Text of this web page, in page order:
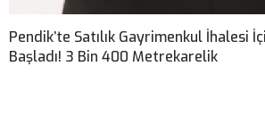
Pendik’te Satılık Gayrimenkul İhalesi
Başladı! 3 Bin 400 Metrekarelik